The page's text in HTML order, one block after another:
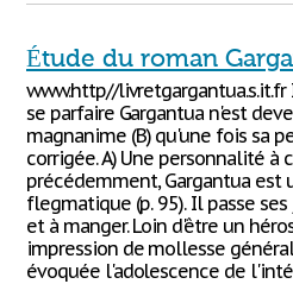
Étude du roman
www.http//
se parfaire Gargantua n'est
magnanime (B) qu'une fois sa
corrigée. A) Une personnalité à
précédemment, Gargantua est
flegmatique (p. 95). Il passe
et à manger. Loin d'être un
impression de mollesse
évoquée l'adolescence de